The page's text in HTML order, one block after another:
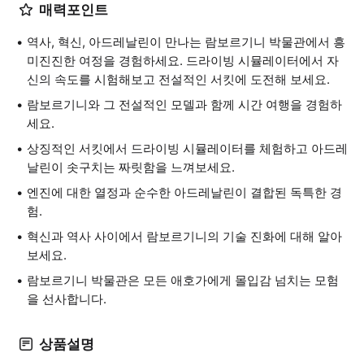
매력포인트
역사, 혁신, 아드레날린이 만나는 람보르기니 박물관에서 흥
미진진한 여정을 경험하세요. 드라이빙 시뮬레이터에서 자
신의 속도를 시험해보고 전설적인 서킷에 도전해 보세요.
람보르기니와 그 전설적인 모델과 함께 시간 여행을 경험하
세요.
상징적인 서킷에서 드라이빙 시뮬레이터를 체험하고 아드레
날린이 솟구치는 짜릿함을 느껴보세요.
엔진에 대한 열정과 순수한 아드레날린이 결합된 독특한 경
험.
혁신과 역사 사이에서 람보르기니의 기술 진화에 대해 알아
보세요.
람보르기니 박물관은 모든 애호가에게 몰입감 넘치는 모험
을 선사합니다.
상품설명